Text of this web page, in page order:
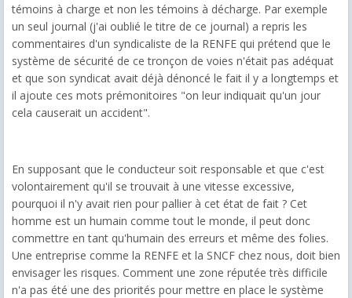
témoins à charge et non les témoins à décharge. Par exemple
un seul journal (j'ai oublié le titre de ce journal) a repris les
commentaires d'un syndicaliste de la RENFE qui prétend que le
système de sécurité de ce tronçon de voies n'était pas adéquat
et que son syndicat avait déjà dénoncé le fait il y a longtemps et
il ajoute ces mots prémonitoires "on leur indiquait qu'un jour
cela causerait un accident".
En supposant que le conducteur soit responsable et que c'est
volontairement qu'il se trouvait à une vitesse excessive,
pourquoi il n'y avait rien pour pallier à cet état de fait ? Cet
homme est un humain comme tout le monde, il peut donc
commettre en tant qu'humain des erreurs et même des folies.
Une entreprise comme la RENFE et la SNCF chez nous, doit bien
envisager les risques. Comment une zone réputée très difficile
n'a pas été une des priorités pour mettre en place le système